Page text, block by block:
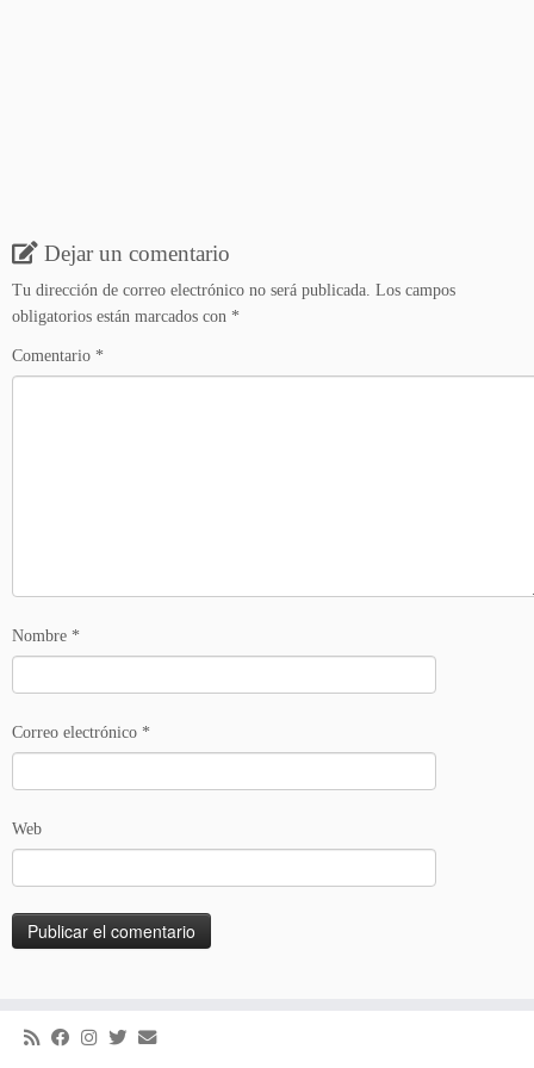
Dejar un comentario
Tu dirección de correo electrónico no será publicada. Los campos
obligatorios están marcados con *
Comentario *
Nombre *
Correo electrónico *
Web